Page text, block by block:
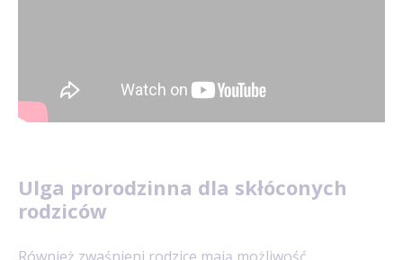
Ulga prorodzinna dla skłóconych
rodziców